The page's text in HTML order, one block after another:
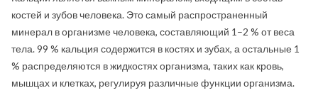
костей и зубов человека. Это самый распространенный
минерал в организме человека, составляющий 1–2 % от веса
тела. 99 % кальция содержится в костях и зубах, а остальные 1
% распределяются в жидкостях организма, таких как кровь,
мышцах и клетках, регулируя различные функции организма.